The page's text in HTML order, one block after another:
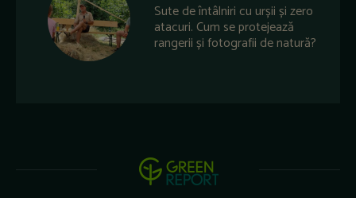
Sute de întâlniri cu urșii și zero
atacuri. Cum se protejează
rangerii și fotografii de natură?